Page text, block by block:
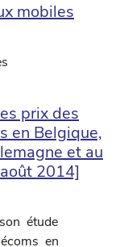
mobiles
prix des
en Belgique,
et au
2014]
étude
en